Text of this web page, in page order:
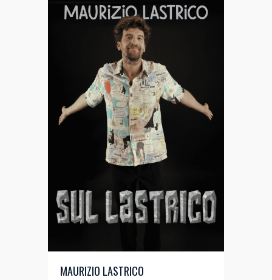
MAURIZIO LASTRICO